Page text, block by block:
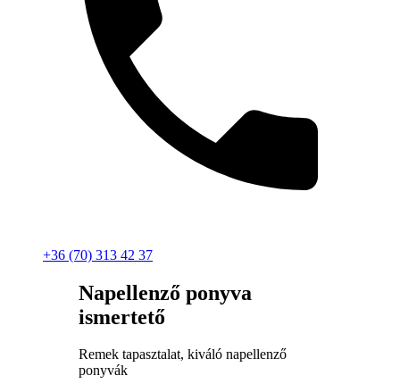
+36 (70) 313 42 37
Napellenző ponyva
ismertető
Remek tapasztalat, kiváló napellenző
ponyvák